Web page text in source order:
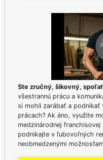
Ste zručný, šikovný,
všestrannú prácu a
si mohli zarábať a podnikať
prácach? Ak áno, využite
medzinárodnej franchisovej
podnikajte v ľubovoľných
neobmedzenými